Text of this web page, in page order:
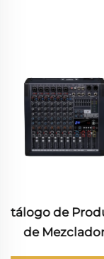
catálogo de
Profesional